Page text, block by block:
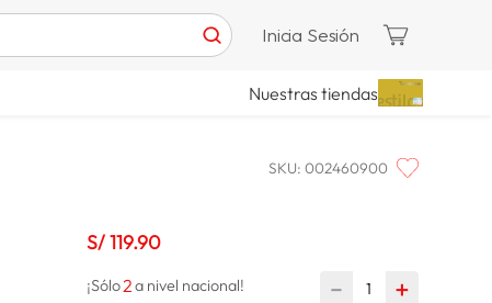
Inicia Sesión
Nuestras tiendas
SKU: 002460900
S/119.90
¡Sólo2a nivel nacional! ＋
－